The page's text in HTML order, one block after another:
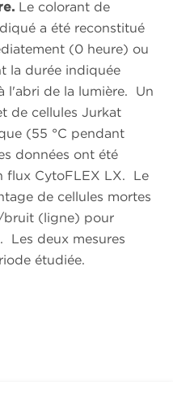
Le colorant de
a été reconstitué
(0 heure) ou
la durée indiquée
l'abri de la lumière. Un
de cellules Jurkat
(55 °C pendant
données ont été
flux CytoFLEX LX. Le
de cellules mortes
bruit (ligne) pour
Les deux mesures
étudiée.